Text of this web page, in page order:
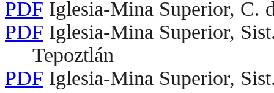
PDF Iglesia-Mina Superior, C.
PDF Iglesia-Mina Superior,
Tepoztlán
PDF Iglesia-Mina Superior,